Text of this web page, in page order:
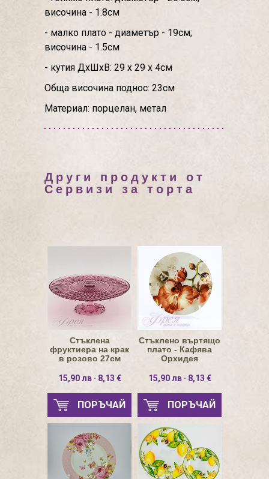
височина - 1.8см
- малко плато - диаметър - 19см;
височина - 1.5см
- кутия ДхШхВ: 29 х 29 х 4см
Обща височина поднос: 23см
Материал: порцелан, метал
Други продукти от
Сервизи за торта
Стъклена
фруктиера на крак
в розово 27см
15,90 лв · 8,13 €
ПОРЪЧАЙ
Стъклено въртящо
плато - Кафява
Орхидея
15,90 лв · 8,13 €
ПОРЪЧАЙ